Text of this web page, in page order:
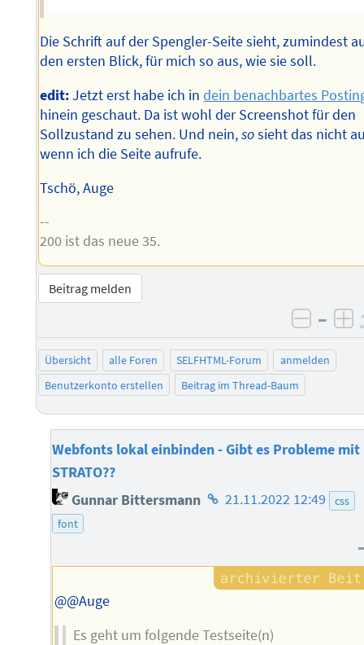
Die Schrift auf der Spengler-Seite sieht, zumindest
den ersten Blick, für mich so aus, wie sie soll.
edit:Jetzt erst habe ich indein benachbartes
hinein geschaut. Da ist wohl der Screenshot für den
Sollzustand zu sehen. Und nein,sosieht das nicht
wenn ich die Seite aufrufe.
Tschö, Auge
--
200 ist das neue 35.
Beitrag melden
–
Übersicht alle Foren SELFHTML-Forum
anmelden
Benutzerkonto erstellen
Beitrag im Thread-Baum
Webfonts lokal einbinden - Gibt es Probleme mit
STRATO??
Gunnar Bittersmann Homepage
21.11.2022 12:49
css
font
@@Auge
Es geht um folgende Testseite(n)